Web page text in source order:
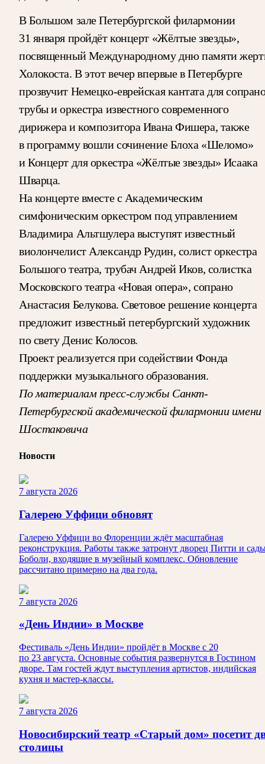
В Большом зале Петербургской филармонии
31 января пройдёт концерт «Жёлтые звезды»,
посвященный Международному дню памяти
Холокоста. В этот вечер впервые в Петербурге
прозвучит Немецко-еврейская кантата для
трубы и оркестра известного современного
дирижера и композитора Ивана Фишера, также
в программу вошли сочинение Блоха «Шеломо»
и Концерт для оркестра «Жёлтые звезды» Исаака
Шварца.
На концерте вместе с Академическим
симфоническим оркестром под управлением
Владимира Альтшулера выступят известный
виолончелист Александр Рудин, солист оркестра
Большого театра, трубач Андрей Иков, солистка
Московского театра «Новая опера», сопрано
Анастасия Белукова. Световое решение концерта
предложит известный петербургский художник
по свету Денис Колосов.
Проект реализуется при содействии Фонда
поддержки музыкального образования.
По материалам пресс-службы Санкт-
Петербургской академической филармонии имени
Шостаковича
Новости
7 августа 2026
Галерею Уффици обновят
Галерею Уффици во Флоренции ждёт масштабная
реконструкция. Работы также затронут дворец Питти и
Боболи, входящие в музейный комплекс. Обновление
рассчитано примерно на два года.
7 августа 2026
«День Индии» в Москве
Фестиваль «День Индии» пройдёт в Москве с 20
по 23 августа. Основные события развернутся в Гостином
дворе. Там гостей ждут выступления артистов, индийская
кухня и мастер-классы.
7 августа 2026
Новосибирский театр «Старый дом» посетит
столицы